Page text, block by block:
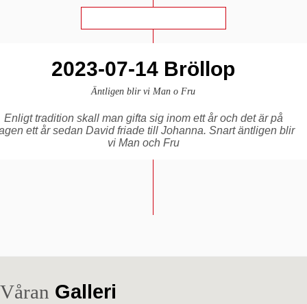
2023-07-14 Bröllop
Äntligen blir vi Man o Fru
Enligt tradition skall man gifta sig inom ett år och det är på
ett år sedan David friade till Johanna. Snart äntligen blir
vi Man och Fru
Våran Galleri